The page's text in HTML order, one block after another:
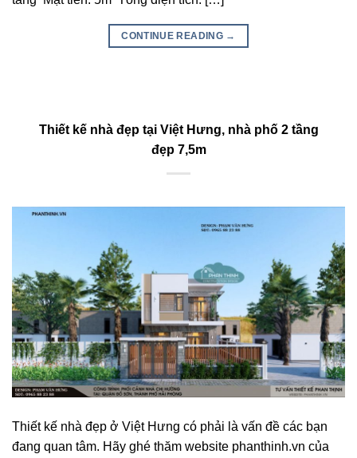
CONTINUE READING →
Thiết kế nhà đẹp tại Việt Hưng, nhà phố 2 tầng
đẹp 7,5m
Thiết kế nhà đẹp ở Việt Hưng có phải là vấn đề các bạn
đang quan tâm. Hãy ghé thăm website phanthinh.vn của